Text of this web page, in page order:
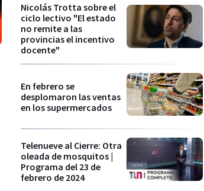
Nicolás Trotta sobre el
ciclo lectivo "El estado
no remite a las
provincias el incentivo
docente"
En febrero se
desplomaron las ventas
en los supermercados
Telenueve al Cierre: Otra
oleada de mosquitos |
Programa del 23 de
febrero de 2024